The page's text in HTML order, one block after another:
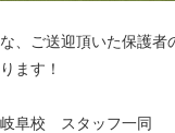
、ご送迎頂いた保護者
ます！
岐阜校 スタッフ一同